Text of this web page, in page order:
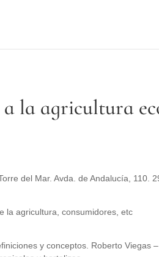
la agricultura
del Mar. Avda. de Andalucía,
la agricultura, consumidores, etc
y conceptos. Roberto Viegas